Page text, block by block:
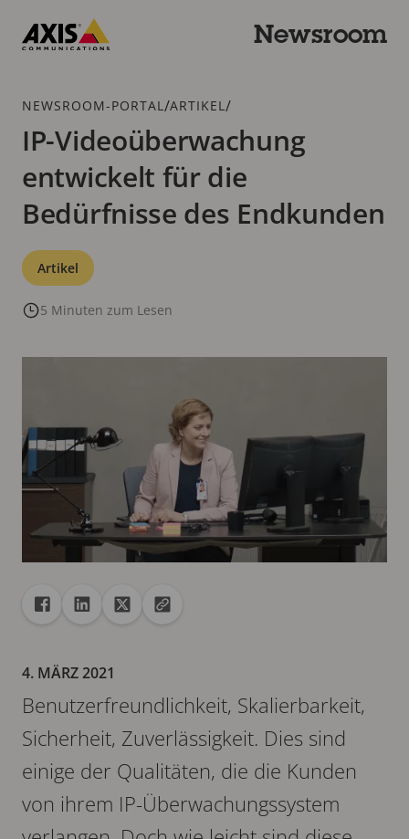
Hauptinhalt
springen
Newsroom
Breadcrumb
NEWSROOM-PORTAL /ARTIKEL /
IP-Videoüberwachung
entwickelt für die
Bedürfnisse des Endkunden
Kategorien
Artikel
5 Minuten zum Lesen
Freigabe
Teilen auf Facebook
Teilen auf Linkedin
Teilen auf XURL in die Zwischenablage kopieren
4. MÄRZ 2021
Benutzerfreundlichkeit, Skalierbarkeit,
Sicherheit, Zuverlässigkeit. Dies sind
einige der Qualitäten, die die Kunden
von ihrem IP-Überwachungssystem